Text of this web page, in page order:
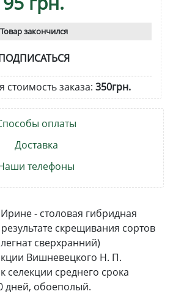
Товар закончился
заказа: 350грн.
оплаты
Доставка
телефоны
- столовая гибридная
скрещивания сортов
сверхранний)
Вишневецкого Н. П.
селекции среднего срока
дней, обоеполый.